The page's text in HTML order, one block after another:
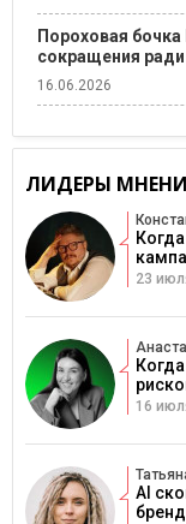
Пороховая
сокращения
16.06.2026
ЛИДЕРЫ
23
16
AI